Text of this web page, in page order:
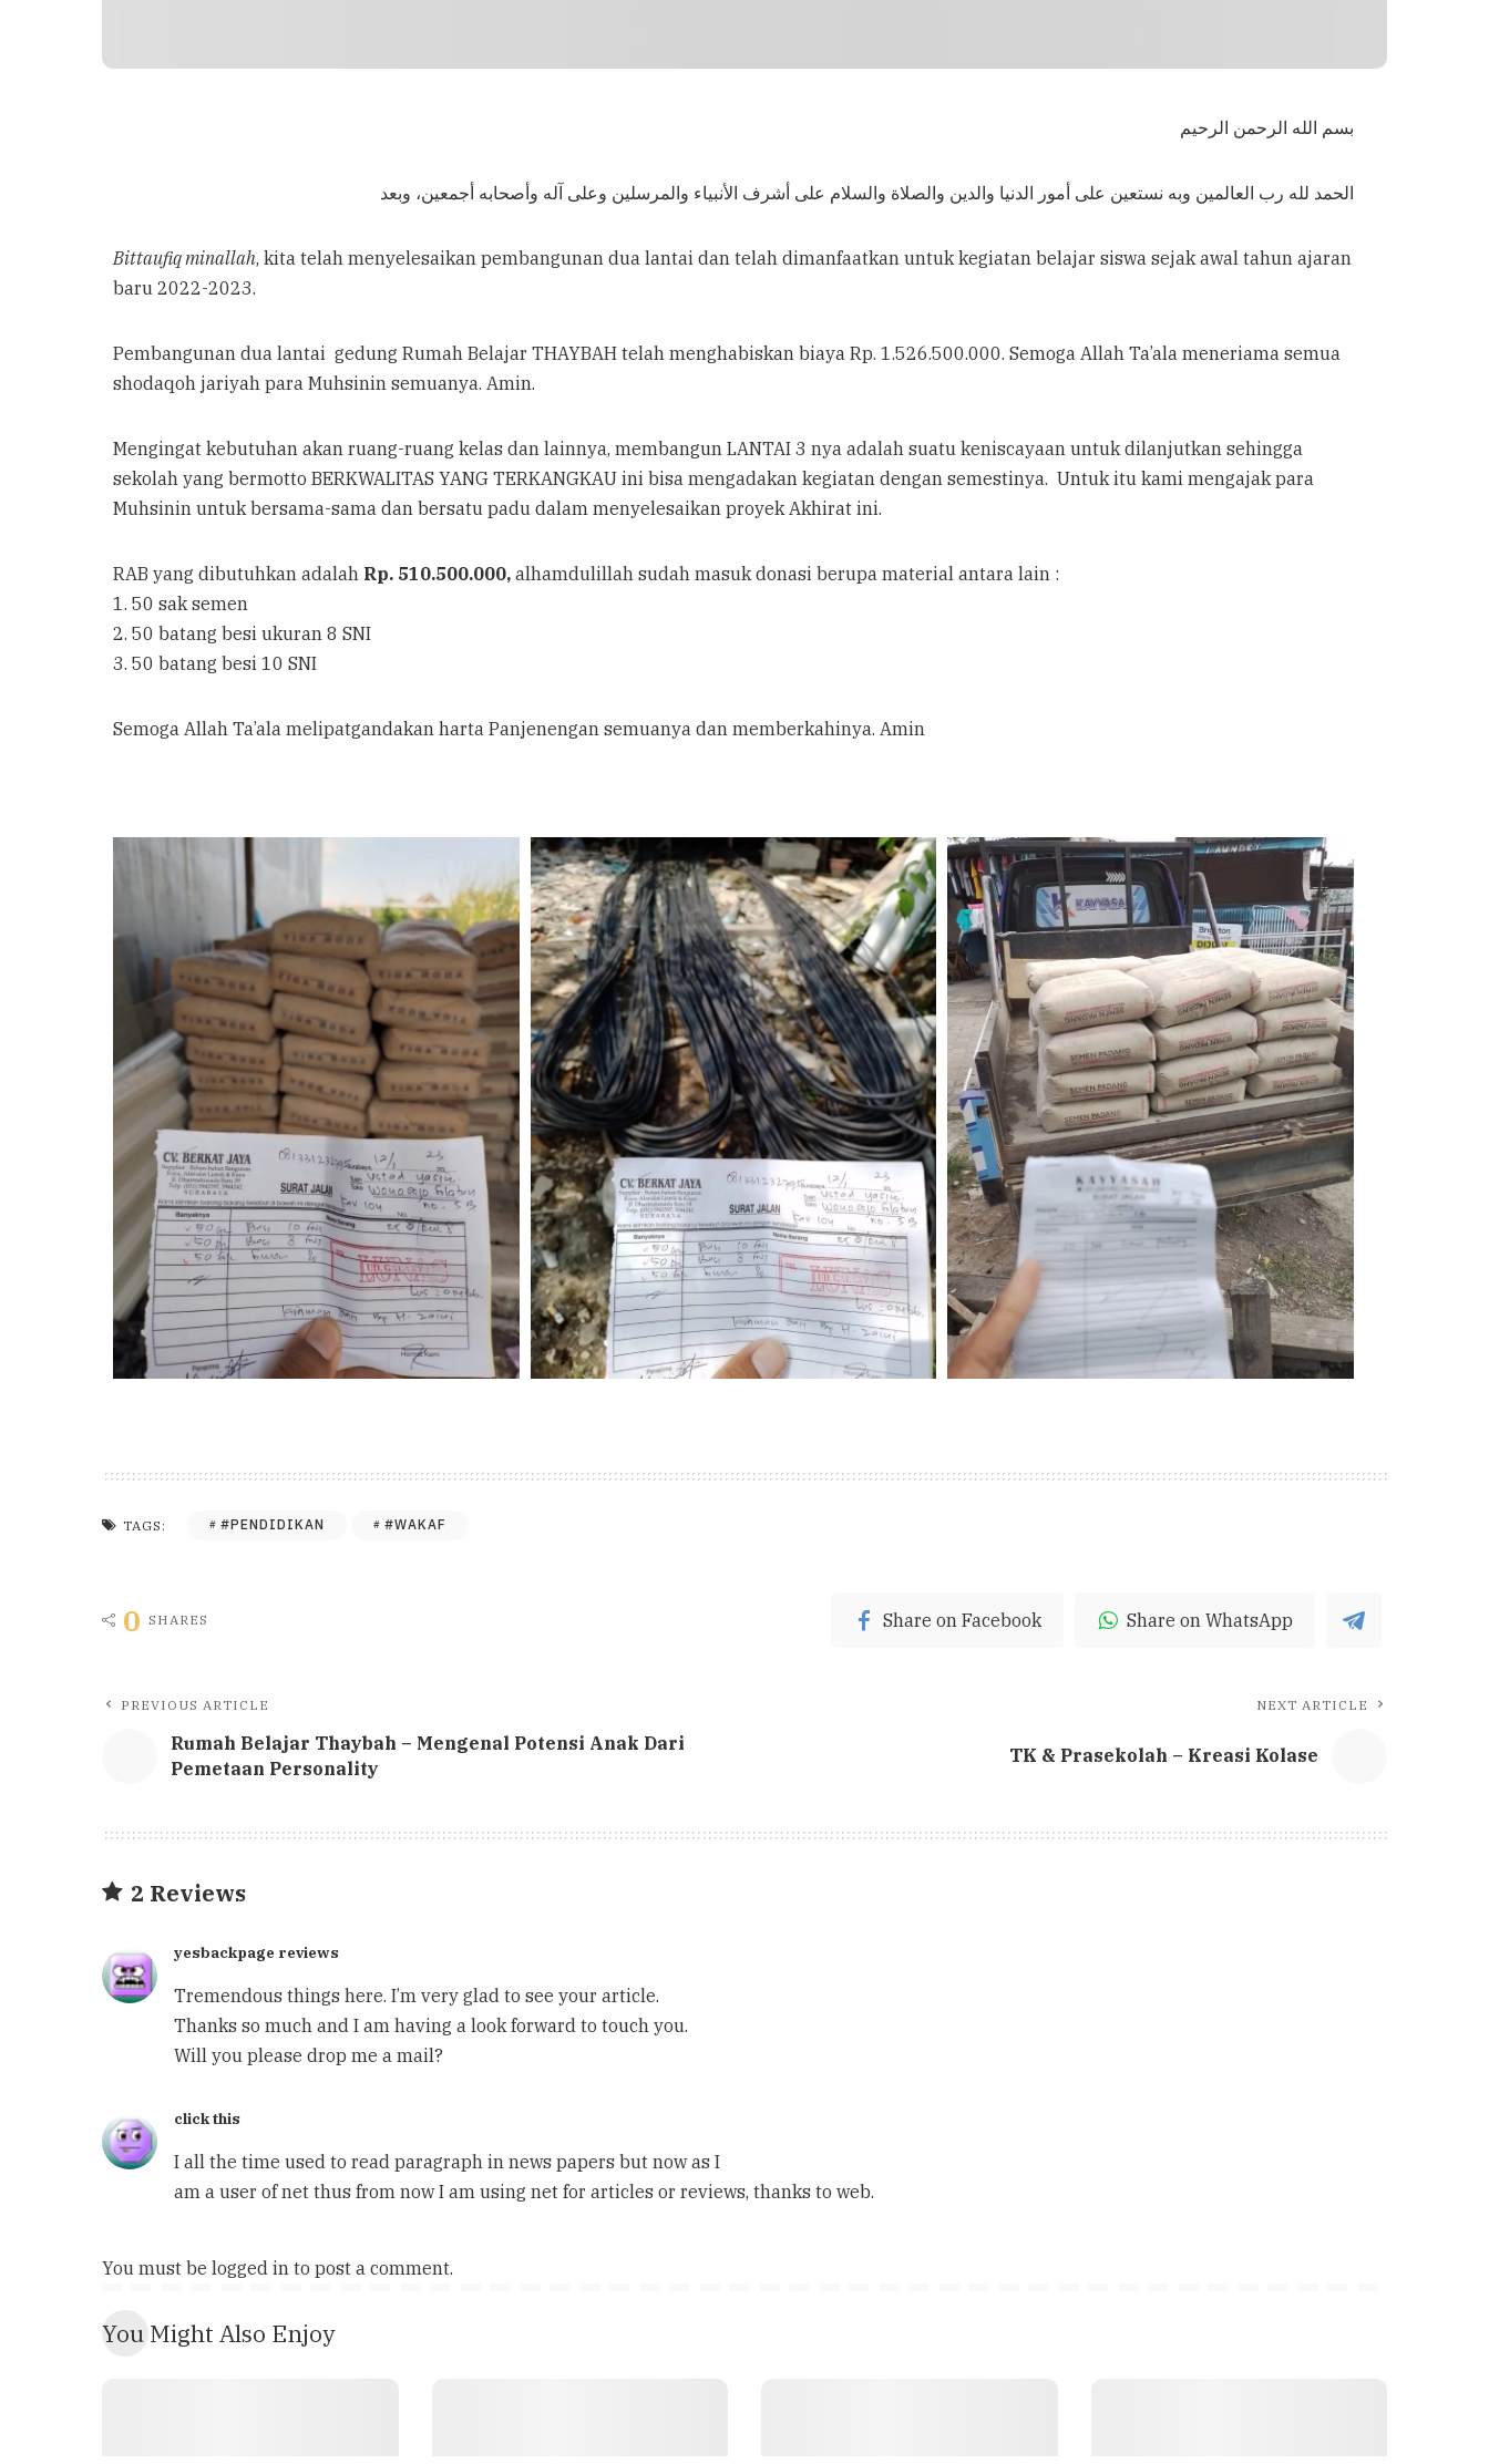
بسم الله الرحمن الرحيم
الحمد لله رب العالمين وبه نستعين على أمور الدنيا والدين والصلاة والسلام على أشرف الأنبياء والمرسلين وعلى آله وأصحابه أجمعين، وبعد
Bittaufiq minallah, kita telah menyelesaikan pembangunan dua lantai dan telah dimanfaatkan untuk kegiatan belajar siswa sejak awal tahun ajaran
baru 2022-2023.
Pembangunan dua lantai gedung Rumah Belajar THAYBAH telah menghabiskan biaya Rp. 1.526.500.000. Semoga Allah Ta’ala meneriama semua
shodaqoh jariyah para Muhsinin semuanya. Amin.
Mengingat kebutuhan akan ruang-ruang kelas dan lainnya, membangun LANTAI 3 nya adalah suatu keniscayaan untuk dilanjutkan sehingga
sekolah yang bermotto BERKWALITAS YANG TERKANGKAU ini bisa mengadakan kegiatan dengan semestinya. Untuk itu kami mengajak para
Muhsinin untuk bersama-sama dan bersatu padu dalam menyelesaikan proyek Akhirat ini.
RAB yang dibutuhkan adalah Rp. 510.500.000, alhamdulillah sudah masuk donasi berupa material antara lain :
1. 50 sak semen
2. 50 batang besi ukuran 8 SNI
3. 50 batang besi 10 SNI
Semoga Allah Ta’ala melipatgandakan harta Panjenengan semuanya dan memberkahinya. Amin
TAGS: #PENDIDIKAN #WAKAF
0 SHARES Share on Facebook Share on WhatsApp
PREVIOUS ARTICLE
Rumah Belajar Thaybah – Mengenal Potensi Anak Dari
Pemetaan Personality
NEXT ARTICLE
TK & Prasekolah – Kreasi Kolase
2 Reviews
yesbackpage reviews
Tremendous things here. I’m very glad to see your article.
Thanks so much and I am having a look forward to touch you.
Will you please drop me a mail?
click this
I all the time used to read paragraph in news papers but now as I
am a user of net thus from now I am using net for articles or reviews, thanks to web.
You must be logged in to post a comment.
You Might Also Enjoy